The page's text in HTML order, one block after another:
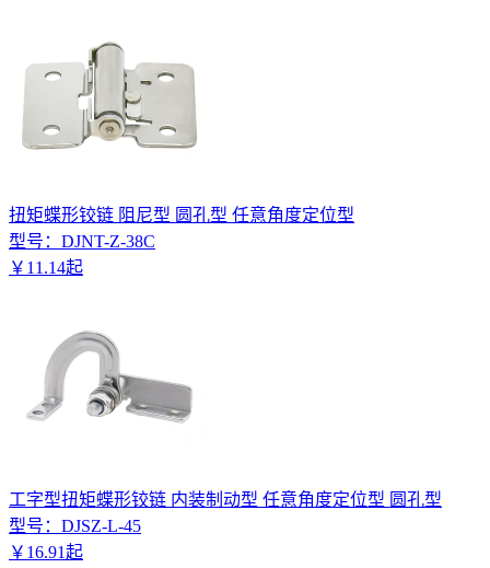
扭矩蝶形铰链 阻尼型 圆孔型 任意角度定位型
型号： DJNT-Z-38C
￥ 11 .14起
工字型扭矩蝶形铰链 内装制动型 任意角度定位型 圆孔型
型号： DJSZ-L-45
￥ 16.91起